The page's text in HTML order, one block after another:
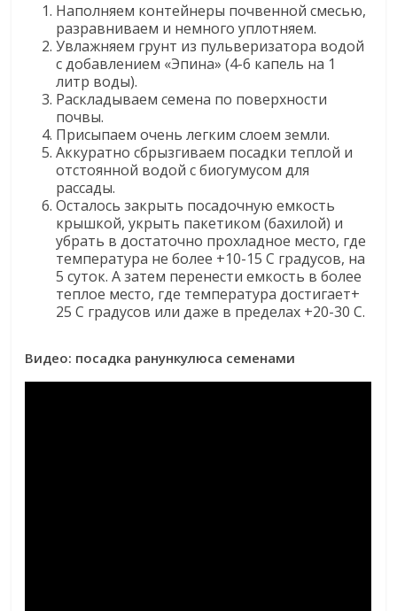
Наполняем контейнеры почвенной смесью,
разравниваем и немного уплотняем.
Увлажняем грунт из пульверизатора водой
с добавлением «Эпина» (4-6 капель на 1
литр воды).
Раскладываем семена по поверхности
почвы.
Присыпаем очень легким слоем земли.
Аккуратно сбрызгиваем посадки теплой и
отстоянной водой с биогумусом для
рассады.
Осталось закрыть посадочную емкость
крышкой, укрыть пакетиком (бахилой) и
убрать в достаточно прохладное место, где
температура не более +10-15 С градусов, на
5 суток. А затем перенести емкость в более
теплое место, где температура достигает+
25 С градусов или даже в пределах +20-30 С.
Видео: посадка ранункулюса семенами